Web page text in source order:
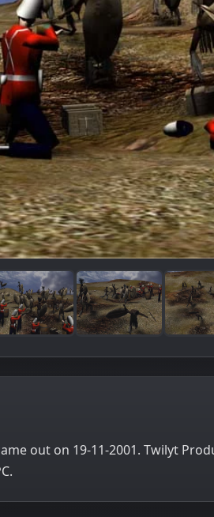
out on 19-11-2001. Twilyt